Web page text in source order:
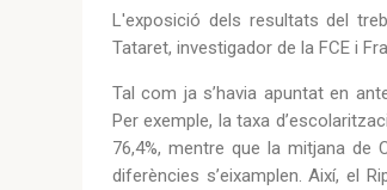
L'exposició dels resultats del
Tataret, investigador de la FCE i
Tal com ja s’havia apuntat en
Per exemple, la taxa
76,4%, mentre que la mitjana de
diferències s’eixamplen. Així, el